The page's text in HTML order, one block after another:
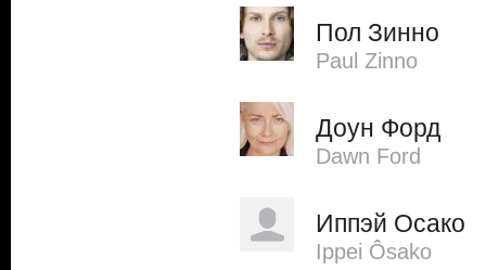
Пол Зинно
Paul Zinno
Доун Форд
Dawn Ford
Иппэй Осако
Ippei Ôsako